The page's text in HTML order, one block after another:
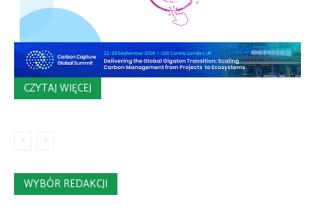
CZYTAJ WIĘCEJ
WYBÓR REDAKCJI